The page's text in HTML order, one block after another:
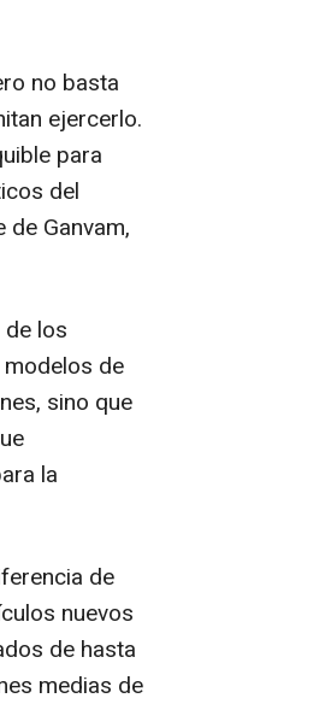
no basta
ejercerlo.
para
del
Ganvam,
los
de
sino que
la
de
nuevos
de hasta
medias de